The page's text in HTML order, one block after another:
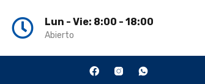
Lun - Vie: 8:00 - 18:00
Abierto